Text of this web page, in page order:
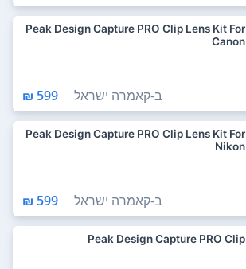
Peak Design Capture PRO Clip Lens Kit For
Canon
ב-קאמרה ישראל 599 ₪
Peak Design Capture PRO Clip Lens Kit For
Nikon
ב-קאמרה ישראל 599 ₪
Peak Design Capture PRO Clip